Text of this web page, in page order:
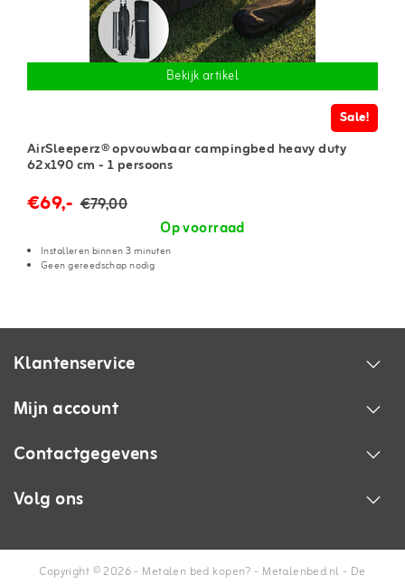
Bekijk artikel
Sale!
AirSleeperz® opvouwbaar campingbed heavy duty
62x190 cm - 1 persoons
€69,- €79,00
Op voorraad
Installeren binnen 3 minuten
Geen gereedschap nodig
Klantenservice
Mijn account
Contactgegevens
Volg ons
Copyright © 2026 - Metalen bed kopen? - Metalenbed.nl - De